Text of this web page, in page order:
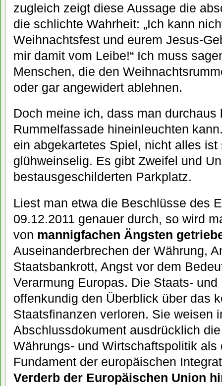
zugleich zeigt diese Aussage die
die schlichte Wahrheit: „Ich kann
Weihnachtsfest und eurem Jesus-
mir damit vom Leibe!“ Ich muss
Menschen, die den
oder gar angewidert ablehnen.
Doch meine ich, dass man durchaus
Rummelfassade hineinleuchten
ein abgekartetes Spiel, nicht alles
glühweinselig. Es gibt Zweifel und
bestausgeschilderten Parkplatz.
Liest man etwa die Beschlüsse des
09.12.2011 genauer durch, so wird
von mannigfachen Ängsten
Auseinanderbrechen der Währung,
Staatsbankrott, Angst vor dem
Verarmung Europas. Die Staats-
offenkundig den Überblick über das
Staatsfinanzen verloren. Sie weisen
Abschlussdokument ausdrücklich
Währungs- und Wirtschaftspolitik als
Fundament der europäischen
Verderb der Europäischen Union